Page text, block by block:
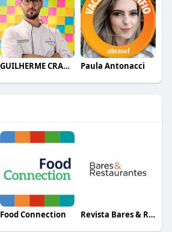
GUILHERME CRAMER BALLE Paula Antonacci
Food Connection Revista Bares & Restaurantes